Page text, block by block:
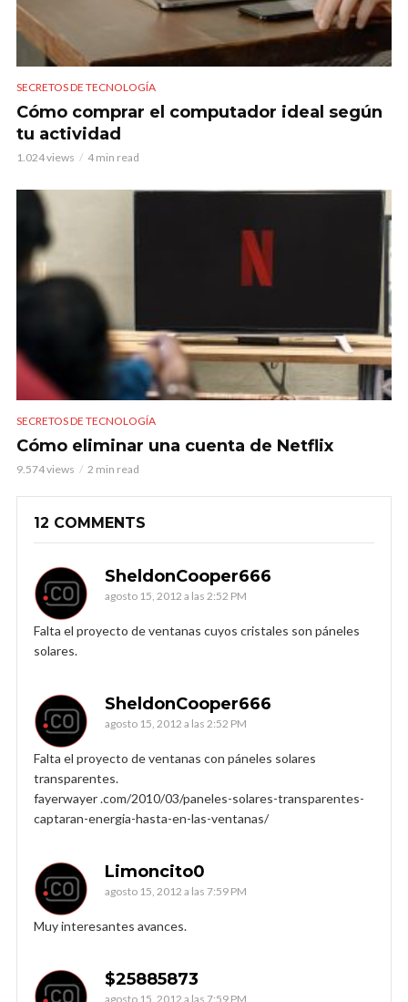
SECRETOS DE TECNOLOGÍA
Cómo comprar el computador ideal según
tu actividad
1.024 views 4 min read
SECRETOS DE TECNOLOGÍA
Cómo eliminar una cuenta de Netflix
9.574 views 2 min read
12 COMMENTS
SheldonCooper666
agosto 15, 2012 a las 2:52 PM
Falta el proyecto de ventanas cuyos cristales son páneles
solares.
SheldonCooper666
agosto 15, 2012 a las 2:52 PM
Falta el proyecto de ventanas con páneles solares
transparentes.
fayerwayer .com/2010/03/paneles-solares-transparentes-
captaran-energia-hasta-en-las-ventanas/
Limoncito0
agosto 15, 2012 a las 7:59 PM
Muy interesantes avances.
$25885873
agosto 15, 2012 a las 7:59 PM